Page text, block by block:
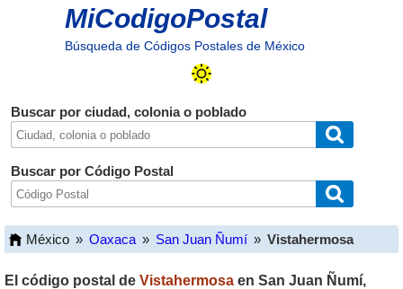
MiCodigoPostal
Búsqueda de Códigos Postales de México
Buscar por ciudad, colonia o poblado
Buscar por Código Postal
México » Oaxaca » San Juan Ñumí » Vistahermosa
El código postal de Vistahermosa en San Juan Ñumí,